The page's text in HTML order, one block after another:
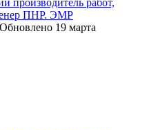
ПНР. ЭМР
Обновлено 19 марта